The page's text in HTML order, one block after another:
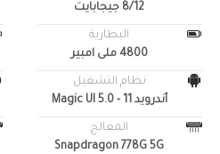
8/12 جيجابايت
البطارية
4800 ملى امبير
نظام التشغيل
أندرويد 11 - Magic UI 5.0
المعالج
Snapdragon 778G 5G